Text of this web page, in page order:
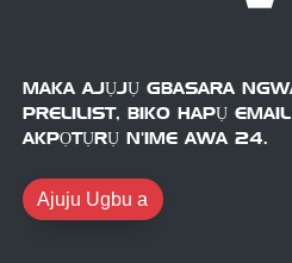
MAKA AJỤJỤ GBASARA
PRELILIST, BIKO HAPỤ
AKPỌTỤRỤ N'IME AWA 24.
Ajuju Ugbu a